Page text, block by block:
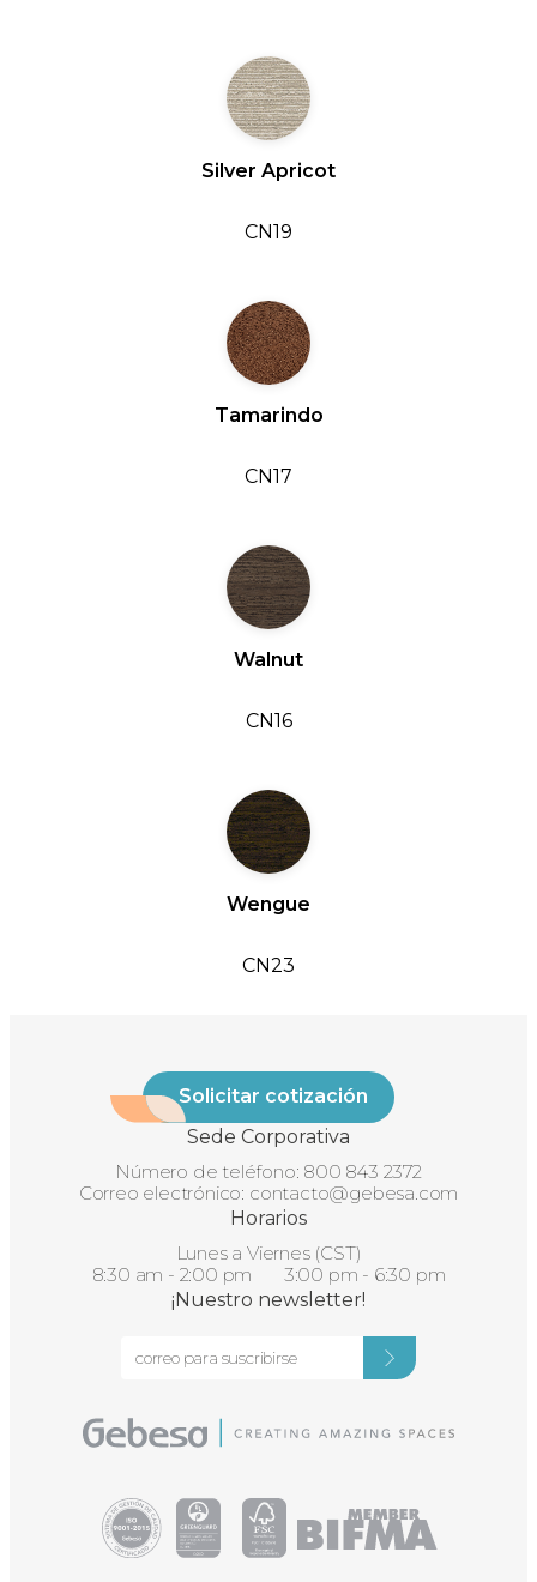
Silver Apricot
CN19
Tamarindo
CN17
Walnut
CN16
Wengue
CN23
Solicitar cotización
Sede Corporativa
Número de teléfono: 800 843 2372
Correo electrónico: contacto@gebesa.com
Horarios
Lunes a Viernes (CST)
8:30 am - 2:00 pm 3:00 pm - 6:30 pm
¡Nuestro newsletter!